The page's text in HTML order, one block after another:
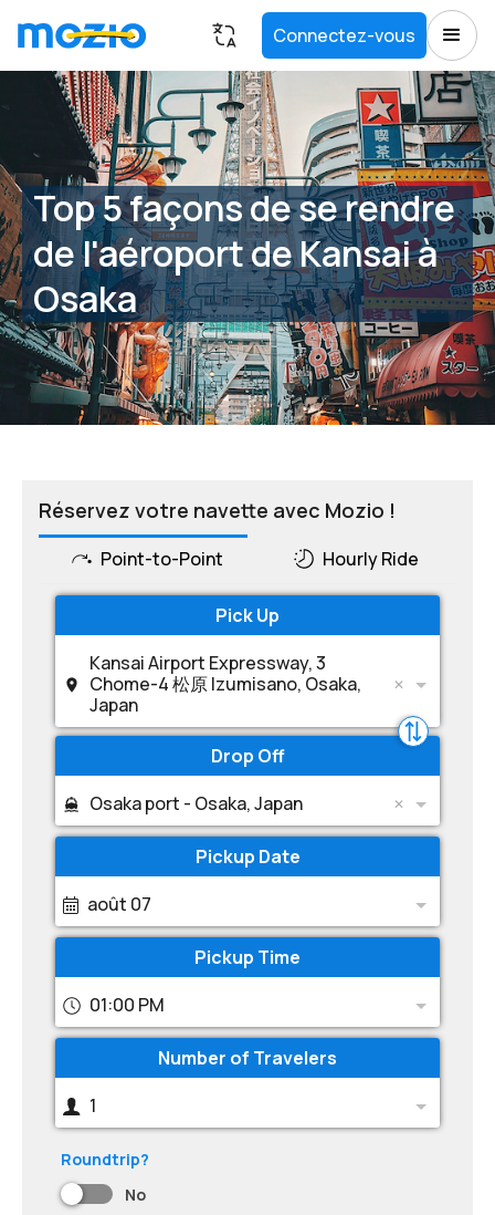
Connectez-vous
Top 5 façons de se rendre
de l'aéroport de Kansai à
Osaka
Réservez votre navette avec Mozio !
Point-to-Point Hourly Ride
Pick Up
Kansai Airport Expressway, 3
Chome-4 松原 Izumisano, Osaka,
Japan
Drop Off
Osaka port - Osaka, Japan
Pickup Date
août 07
Pickup Time
01:00 PM
Number of Travelers
1
Roundtrip?
No